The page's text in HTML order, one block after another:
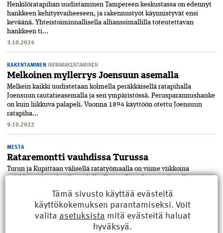
Henkilöratapihan uudistaminen Tampereen keskustassa on edennyt
hankkeen kehitysvaiheeseen, ja rakennustyöt käynnistyvät ensi
keväänä. Yhteistoiminnallisella allianssimallilla toteutettavan
hankkeen ti...
3.10.2024
RAKENTAMINEN INFRARAKENTAMINEN
Melkoinen myllerrys Joensuun asemalla
Melkein kaikki uudistetaan kolmella peräkkäisellä ratapihalla
Joensuun rautatieasemalla ja sen ympäristössä. Perusparannushanke
on kuin liikkuva palapeli. Vuonna 1894 käyttöön otettu Joensuun
ratapiha...
9.10.2022
MESTA
Rataremontti vauhdissa Turussa
Turun ja Kupittaan välisellä ratatyömaalla on viime viikkoina
uusittu vaihteita...Tämä sivusto käyttää evästeitä
käyttökokemuksen parantamiseksi. Voit
valita asetuksista mitä evästeitä haluat
hyväksyä.